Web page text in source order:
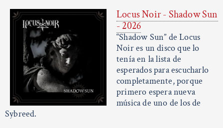
Locus Noir - Shadow Sun
- 2026
“Shadow Sun” de Locus
Noir es un disco que lo
tenía en la lista de
esperados para escucharlo
completamente, porque
primero espera nueva
música de uno de los de
Sybreed.